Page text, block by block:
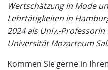
Wertschätzung in Mode
Lehrtätigkeiten in
2024 als Univ.-
Universität Mozarteum
Kommen Sie gerne in